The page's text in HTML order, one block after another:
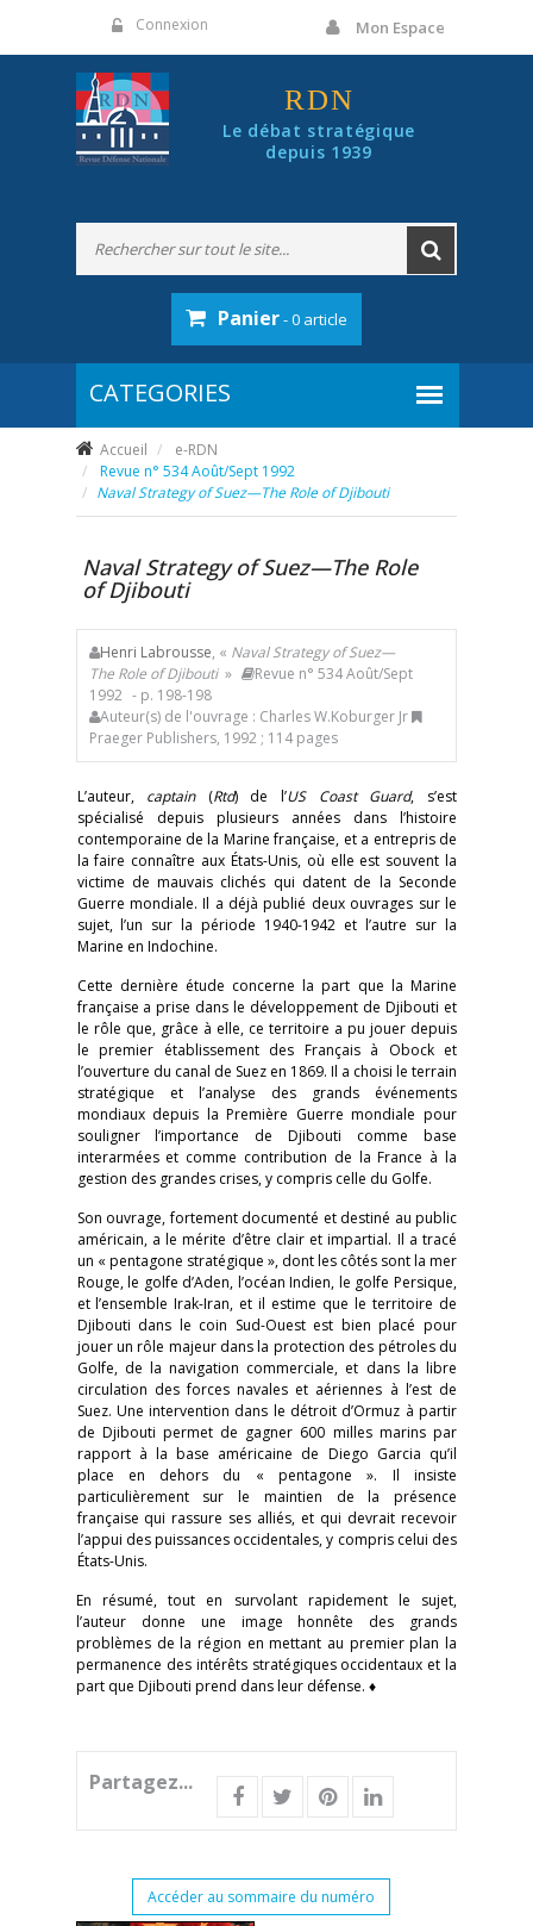
Connexion Mon Espace
RDN
Le débat stratégique
depuis 1939
Panier- 0 article
Accueil
e-RDN
Revue n° 534 Août/Sept 1992
Naval Strategy of Suez—The Role of Djibouti
Naval Strategy of Suez—The Role
of Djibouti
Henri Labrousse, « Naval Strategy of Suez—
The Role of Djibouti»
Revue n° 534 Août/Sept
1992 - p. 198-198
Auteur(s) de l'ouvrage : Charles W.Koburger Jr
Praeger Publishers, 1992 ; 114 pages
L’auteur, captain(Rtd) de l’US Coast Guard, s’est
spécialisé depuis plusieurs années dans l’histoire
contemporaine de la Marine française, et a entrepris de
la faire connaître aux États-Unis, où elle est souvent la
victime de mauvais clichés qui datent de la Seconde
Guerre mondiale. Il a déjà publié deux ouvrages sur le
sujet, l’un sur la période 1940-1942 et l’autre sur la
Marine en Indochine.
Cette dernière étude concerne la part que la Marine
française a prise dans le développement de Djibouti et
le rôle que, grâce à elle, ce territoire a pu jouer depuis
le premier établissement des Français à Obock et
l’ouverture du canal de Suez en 1869. Il a choisi le terrain
stratégique et l’analyse des grands événements
mondiaux depuis la Première Guerre mondiale pour
souligner l’importance de Djibouti comme base
interarmées et comme contribution de la France à la
gestion des grandes crises, y compris celle du Golfe.
Son ouvrage, fortement documenté et destiné au public
américain, a le mérite d’être clair et impartial. Il a tracé
un « pentagone stratégique », dont les côtés sont la mer
Rouge, le golfe d’Aden, l’océan Indien, le golfe Persique,
et l’ensemble Irak-Iran, et il estime que le territoire de
Djibouti dans le coin Sud-Ouest est bien placé pour
jouer un rôle majeur dans la protection des pétroles du
Golfe, de la navigation commerciale, et dans la libre
circulation des forces navales et aériennes à l’est de
Suez. Une intervention dans le détroit d’Ormuz à partir
de Djibouti permet de gagner 600 milles marins par
rapport à la base américaine de Diego Garcia qu’il
place en dehors du « pentagone ». Il insiste
particulièrement sur le maintien de la présence
française qui rassure ses alliés, et qui devrait recevoir
l’appui des puissances occidentales, y compris celui des
États-Unis.
En résumé, tout en survolant rapidement le sujet,
l’auteur donne une image honnête des grands
problèmes de la région en mettant au premier plan la
permanence des intérêts stratégiques occidentaux et la
part que Djibouti prend dans leur défense. ♦
Partagez...
Accéder au sommaire du numéro